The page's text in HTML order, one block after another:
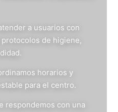
a usuarios con
de higiene,
horarios y
para el centro.
respondemos con una